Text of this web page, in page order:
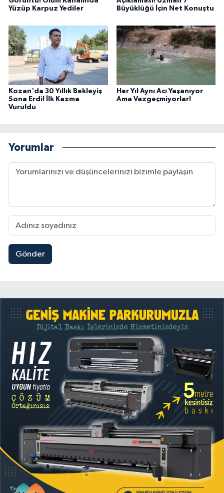
Yüzüp Karpuz Yediler
Büyüklüğü İçin Net Konuştu
Kozan'da 30 Yıllık Bekleyiş
Sona Erdi! İlk Kazma
Vuruldu
Her Yıl Aynı Acı Yaşanıyor
Ama Vazgeçmiyorlar!
Yorumlar
Gönder